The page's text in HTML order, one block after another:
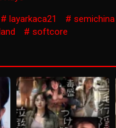
layarkaca21 semichina
softcore